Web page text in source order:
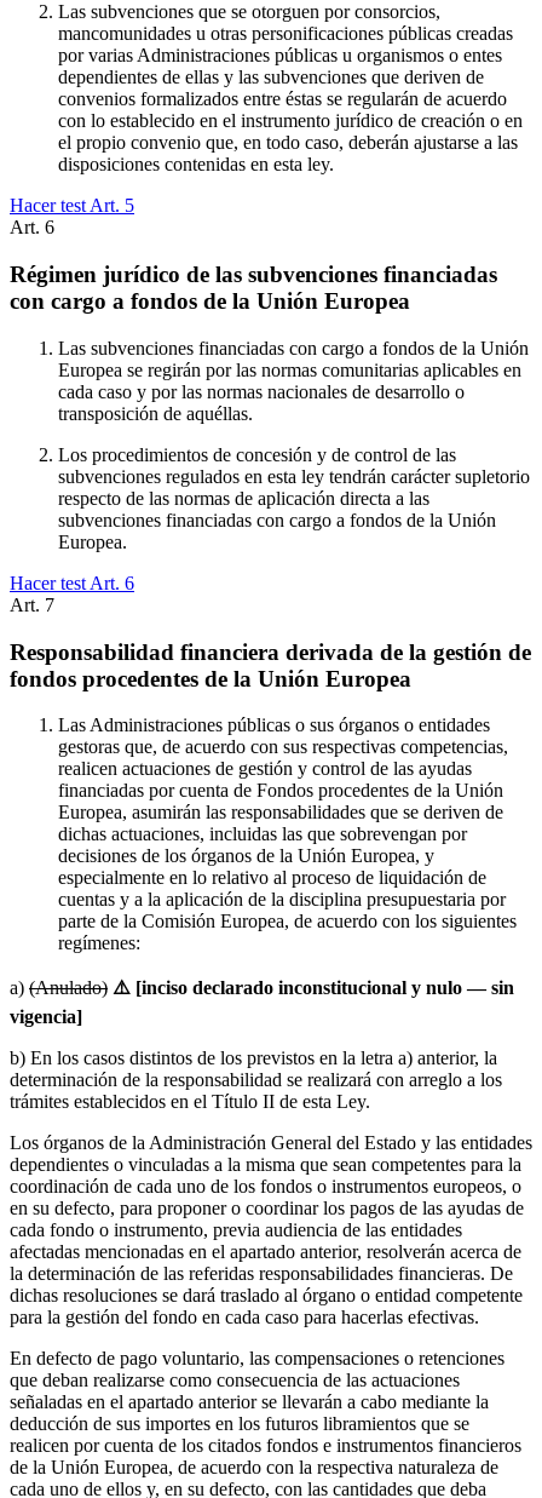
Las subvenciones que se otorguen por consorcios,
mancomunidades u otras personificaciones públicas creadas
por varias Administraciones públicas u organismos o entes
dependientes de ellas y las subvenciones que deriven de
convenios formalizados entre éstas se regularán de acuerdo
con lo establecido en el instrumento jurídico de creación o en
el propio convenio que, en todo caso, deberán ajustarse a las
disposiciones contenidas en esta ley.
Hacer test Art. 5
Art. 6
Régimen jurídico de las subvenciones financiadas
con cargo a fondos de la Unión Europea
Las subvenciones financiadas con cargo a fondos de la Unión
Europea se regirán por las normas comunitarias aplicables en
cada caso y por las normas nacionales de desarrollo o
transposición de aquéllas.
Los procedimientos de concesión y de control de las
subvenciones regulados en esta ley tendrán carácter supletorio
respecto de las normas de aplicación directa a las
subvenciones financiadas con cargo a fondos de la Unión
Europea.
Hacer test Art. 6
Art. 7
Responsabilidad financiera derivada de la gestión de
fondos procedentes de la Unión Europea
Las Administraciones públicas o sus órganos o entidades
gestoras que, de acuerdo con sus respectivas competencias,
realicen actuaciones de gestión y control de las ayudas
financiadas por cuenta de Fondos procedentes de la Unión
Europea, asumirán las responsabilidades que se deriven de
dichas actuaciones, incluidas las que sobrevengan por
decisiones de los órganos de la Unión Europea, y
especialmente en lo relativo al proceso de liquidación de
cuentas y a la aplicación de la disciplina presupuestaria por
parte de la Comisión Europea, de acuerdo con los siguientes
regímenes:
a) (Anulado) ⚠️ [inciso declarado inconstitucional y nulo — sin
vigencia]
b) En los casos distintos de los previstos en la letra a) anterior, la
determinación de la responsabilidad se realizará con arreglo a los
trámites establecidos en el Título II de esta Ley.
Los órganos de la Administración General del Estado y las entidades
dependientes o vinculadas a la misma que sean competentes para la
coordinación de cada uno de los fondos o instrumentos europeos, o
en su defecto, para proponer o coordinar los pagos de las ayudas de
cada fondo o instrumento, previa audiencia de las entidades
afectadas mencionadas en el apartado anterior, resolverán acerca de
la determinación de las referidas responsabilidades financieras. De
dichas resoluciones se dará traslado al órgano o entidad competente
para la gestión del fondo en cada caso para hacerlas efectivas.
En defecto de pago voluntario, las compensaciones o retenciones
que deban realizarse como consecuencia de las actuaciones
señaladas en el apartado anterior se llevarán a cabo mediante la
deducción de sus importes en los futuros libramientos que se
realicen por cuenta de los citados fondos e instrumentos financieros
de la Unión Europea, de acuerdo con la respectiva naturaleza de
cada uno de ellos y, en su defecto, con las cantidades que deba